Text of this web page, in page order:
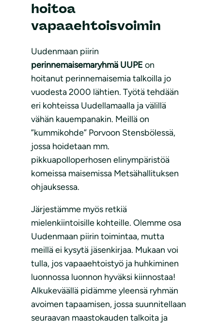
hoitoa
vapaaehtoisvoimin
Uudenmaan piirin
perinnemaisemaryhmä UUPE on
hoitanut perinnemaisemia talkoilla jo
vuodesta 2000 lähtien. Työtä tehdään
eri kohteissa Uudellamaalla ja välillä
vähän kauempanakin. Meillä on
”kummikohde” Porvoon Stensbölessä,
jossa hoidetaan mm.
pikkuapolloperhosen elinympäristöä
komeissa maisemissa Metsähallituksen
ohjauksessa.
Järjestämme myös retkiä
mielenkiintoisille kohteille. Olemme osa
Uudenmaan piirin toimintaa, mutta
meillä ei kysytä jäsenkirjaa. Mukaan voi
tulla, jos vapaaehtoistyö ja huhkiminen
luonnossa luonnon hyväksi kiinnostaa!
Alkukeväällä pidämme yleensä ryhmän
avoimen tapaamisen, jossa suunnitellaan
seuraavan maastokauden talkoita ja